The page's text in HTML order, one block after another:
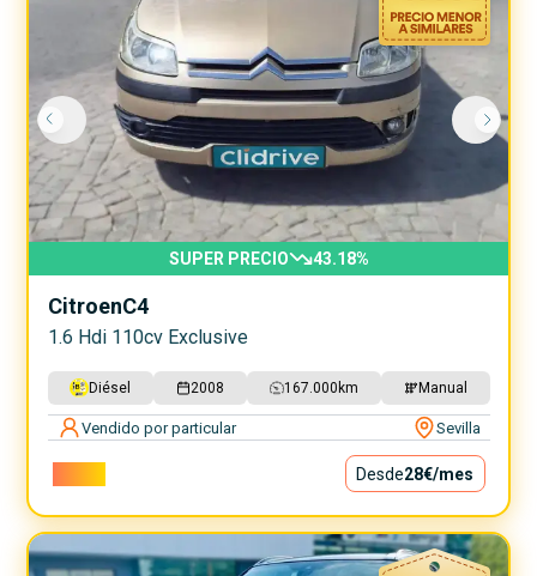
SUPER PRECIO 43.18%
CitroenC4
1.6 Hdi 110cv Exclusive
Diésel 2008 167.000 km Manual
Vendido por particular Sevilla
Desde28€/mes